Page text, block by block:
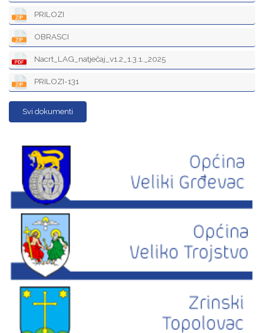
PRILOZI
OBRASCI
Nacrt_LAG_natječaj_v1.2_1.3.1._2025
PRILOZI-131
Svi dokumenti